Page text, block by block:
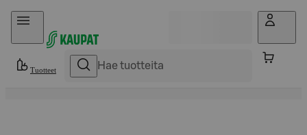
Hyppää sisältöön
Tuotteet